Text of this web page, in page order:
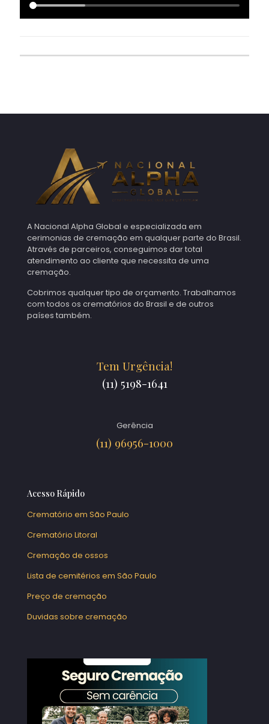
A Nacional Alpha Global e especializada em
cerimonias de cremação em qualquer parte do Brasil.
Através de parceiros, conseguimos dar total
atendimento ao cliente que necessita de uma
cremação.
Cobrimos qualquer tipo de orçamento. Trabalhamos
com todos os crematórios do Brasil e de outros
países também.
Tem Urgência!
(11) 5198-1641
Gerência
(11) 96956-1000
Acesso Rápido
Crematório em São Paulo
Crematório Litoral
Cremação de ossos
Lista de cemitérios em São Paulo
Preço de cremação
Duvidas sobre cremação